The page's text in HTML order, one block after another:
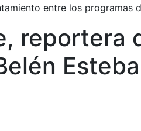
entre los programas
reportera